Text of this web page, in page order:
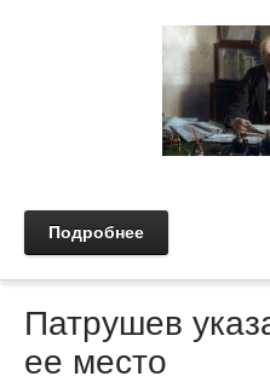
Подробнее
Патрушев
ее место